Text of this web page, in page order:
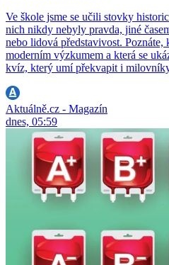
Ve škole jsme se učili stovky
nich nikdy nebyly pravda, jiné
nebo lidová představivost. Poznáte,
moderním výzkumem a která se
kvíz, který umí překvapit i
Aktuálně.cz - Magazín
dnes, 05:59